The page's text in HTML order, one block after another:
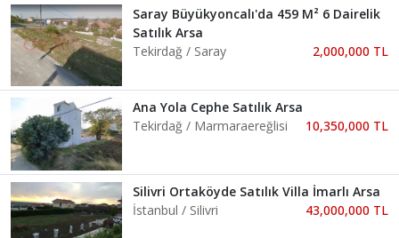
Saray Büyükyoncalı'da 459 M² 6 Dairelik
Satılık Arsa
Tekirdağ / Saray
2,000,000 TL
Ana Yola Cephe Satılık Arsa
Tekirdağ / Marmaraereğlisi
10,350,000 TL
Silivri Ortaköyde Satılık Villa İmarlı Arsa
İstanbul / Silivri
43,000,000 TL